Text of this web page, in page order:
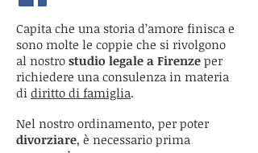
Capita che una storia d’amore finisca e
sono molte le coppie che si rivolgono
al nostro studio legale a Firenze per
richiedere una consulenza in materia
di diritto di famiglia.
Nel nostro ordinamento, per poter
divorziare, è necessario prima